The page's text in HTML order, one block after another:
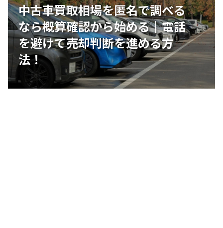
中古車買取相場を匿名で調べる
なら概算確認から始める｜電話
を避けて売却判断を進める方
法！